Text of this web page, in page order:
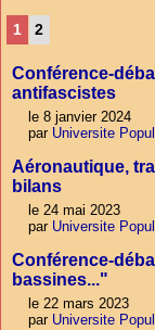
1 2
Conférence-
antifascistes
le 8 janvier 2024
par Universite
Aéronautique,
bilans
le 24 mai 2023
par Universite
Conférence-
bassines..."
le 22 mars 2023
par Universite